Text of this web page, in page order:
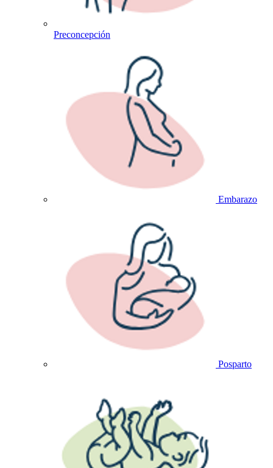
Preconcepción
Embarazo
Posparto